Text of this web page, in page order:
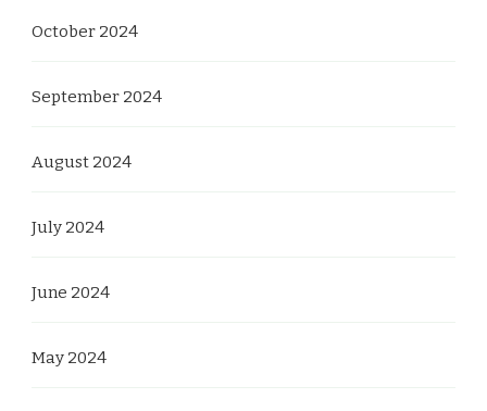
October 2024
September 2024
August 2024
July 2024
June 2024
May 2024